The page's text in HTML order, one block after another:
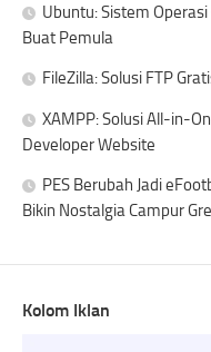
Ubuntu: Sistem
Buat Pemula
FileZilla: Solusi FTP
XAMPP: Solusi All-in-
Developer Website
PES Berubah Jadi
Bikin Nostalgia Campur
Kolom Iklan